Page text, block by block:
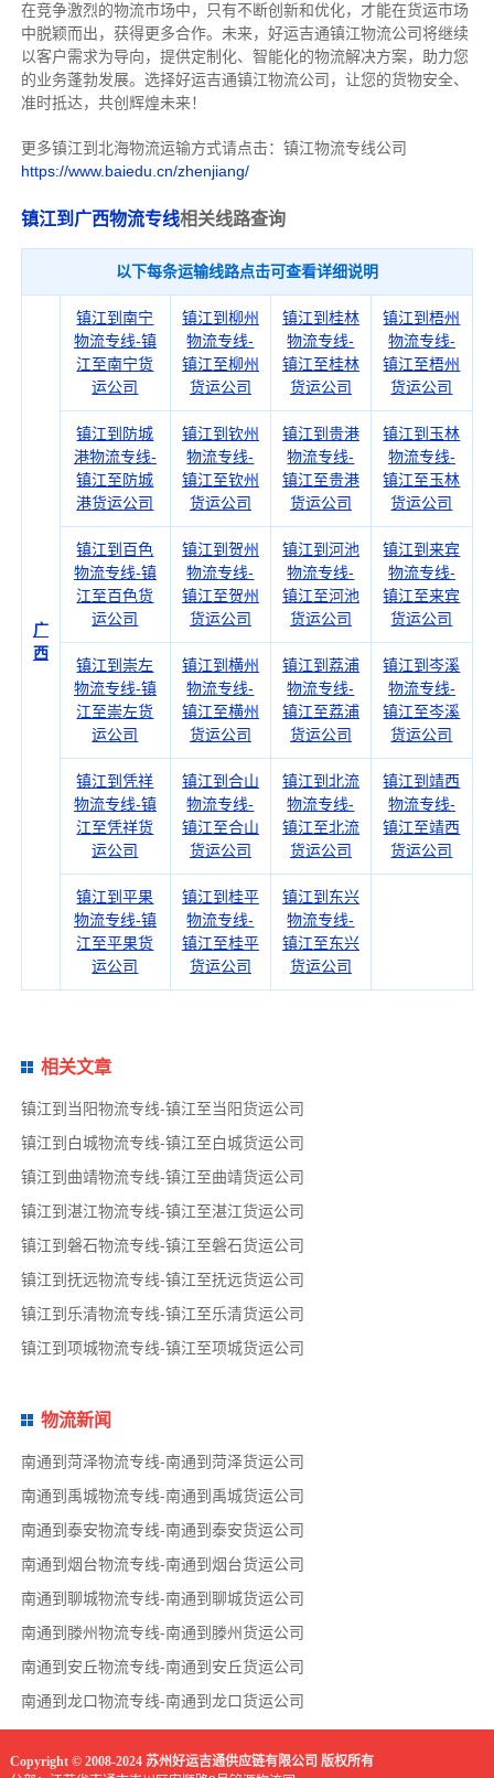
在竞争激烈的物流市场中，只有不断创新和优化，才能在货运市场
中脱颖而出，获得更多合作。 未来，好运吉通镇江物流公司将继续
以客户需求为导向，提供定制化、智能化的物流解决方案，助力您
的业务蓬勃发展。选择好运吉通镇江物流公司，让您的货物安全、
准时抵达，共创辉煌未来！
更多镇江到北海物流运输方式请点击：镇江物流专线公司
https://www.baiedu.cn/zhenjiang/
镇江到广西物流专线相关线路查询
以下每条运输线路点击可查看详细说明
广
西
镇江到南宁
物流专线-镇
江至南宁货
运公司
镇江到柳州
物流专线-
镇江至柳州
货运公司
镇江到桂林
物流专线-
镇江至桂林
货运公司
镇江到梧州
物流专线-
镇江至梧州
货运公司
镇江到防城
港物流专线-
镇江至防城
港货运公司
镇江到钦州
物流专线-
镇江至钦州
货运公司
镇江到贵港
物流专线-
镇江至贵港
货运公司
镇江到玉林
物流专线-
镇江至玉林
货运公司
镇江到百色
物流专线-镇
江至百色货
运公司
镇江到贺州
物流专线-
镇江至贺州
货运公司
镇江到河池
物流专线-
镇江至河池
货运公司
镇江到来宾
物流专线-
镇江至来宾
货运公司
镇江到崇左
物流专线-镇
江至崇左货
运公司
镇江到横州
物流专线-
镇江至横州
货运公司
镇江到荔浦
物流专线-
镇江至荔浦
货运公司
镇江到岑溪
物流专线-
镇江至岑溪
货运公司
镇江到凭祥
物流专线-镇
江至凭祥货
运公司
镇江到合山
物流专线-
镇江至合山
货运公司
镇江到北流
物流专线-
镇江至北流
货运公司
镇江到靖西
物流专线-
镇江至靖西
货运公司
镇江到平果
物流专线-镇
江至平果货
运公司
镇江到桂平
物流专线-
镇江至桂平
货运公司
镇江到东兴
物流专线-
镇江至东兴
货运公司
相关文章
镇江到当阳物流专线-镇江至当阳货运公司
镇江到白城物流专线-镇江至白城货运公司
镇江到曲靖物流专线-镇江至曲靖货运公司
镇江到湛江物流专线-镇江至湛江货运公司
镇江到磐石物流专线-镇江至磐石货运公司
镇江到抚远物流专线-镇江至抚远货运公司
镇江到乐清物流专线-镇江至乐清货运公司
镇江到项城物流专线-镇江至项城货运公司
物流新闻
南通到菏泽物流专线-南通到菏泽货运公司
南通到禹城物流专线-南通到禹城货运公司
南通到泰安物流专线-南通到泰安货运公司
南通到烟台物流专线-南通到烟台货运公司
南通到聊城物流专线-南通到聊城货运公司
南通到滕州物流专线-南通到滕州货运公司
南通到安丘物流专线-南通到安丘货运公司
南通到龙口物流专线-南通到龙口货运公司
Copyright © 2008-2024 苏州好运吉通供应链有限公司 版权所有